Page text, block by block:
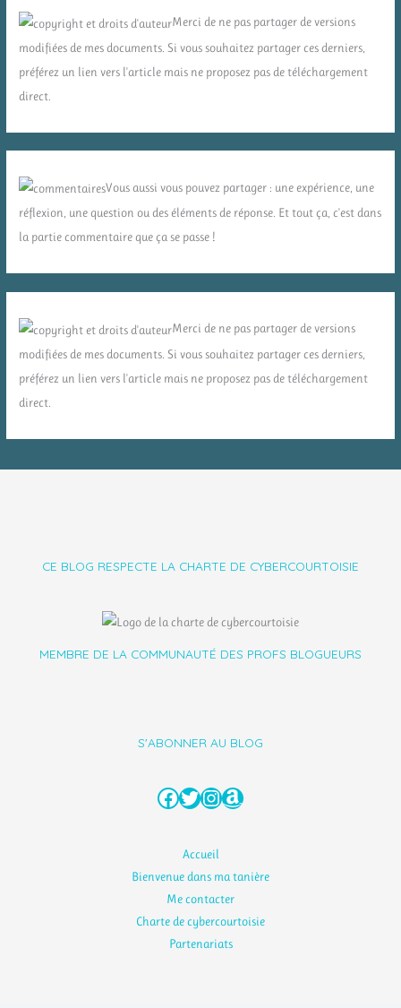
Merci de ne pas partager de versions
modifiées de mes documents. Si vous souhaitez partager ces derniers,
préférez un lien vers l'article mais ne proposez pas de téléchargement
direct.
Vous aussi vous pouvez partager : une expérience, une
réflexion, une question ou des éléments de réponse. Et tout ça, c'est dans
la partie commentaire que ça se passe !
Merci de ne pas partager de versions
modifiées de mes documents. Si vous souhaitez partager ces derniers,
préférez un lien vers l'article mais ne proposez pas de téléchargement
direct.
CE BLOG RESPECTE LA CHARTE DE CYBERCOURTOISIE
MEMBRE DE LA COMMUNAUTÉ DES PROFS BLOGUEURS
S'ABONNER AU BLOG
Facebook
Twitter
Instagram
Amazon
Accueil
Bienvenue dans ma tanière
Me contacter
Charte de cybercourtoisie
Partenariats